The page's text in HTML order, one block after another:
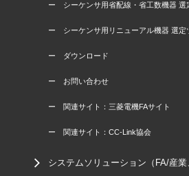
ー シーケンサ用省配線・省工数機器 選
ー シーケンサ用リニューアル機器 選定
ー ダウンロード
ー お問い合わせ
ー 関連サイト：三菱電機FAサイト
ー 関連サイト：CC-Link協会
システムソリューション（FA/産業